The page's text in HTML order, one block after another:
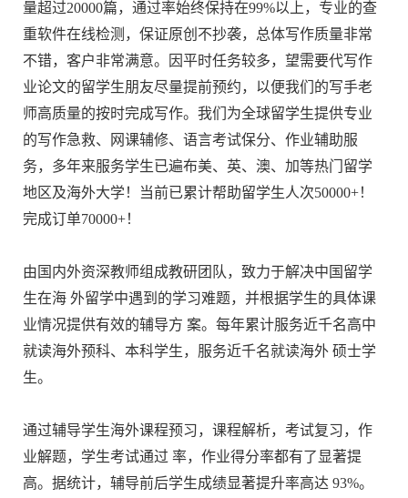
量超过20000篇，通过率始终保持在99%以上，专业的查
重软件在线检测，保证原创不抄袭，总体写作质量非常
不错，客户非常满意。因平时任务较多，望需要代写作
业论文的留学生朋友尽量提前预约，以便我们的写手老
师高质量的按时完成写作。我们为全球留学生提供专业
的写作急救、网课辅修、语言考试保分、作业辅助服
务，多年来服务学生已遍布美、英、澳、加等热门留学
地区及海外大学！当前已累计帮助留学生人次50000+！
完成订单70000+！
由国内外资深教师组成教研团队，致力于解决中国留学
生在海 外留学中遇到的学习难题，并根据学生的具体课
业情况提供有效的辅导方 案。每年累计服务近千名高中
就读海外预科、本科学生，服务近千名就读海外 硕士学
生。
通过辅导学生海外课程预习，课程解析，考试复习，作
业解题，学生考试通过 率，作业得分率都有了显著提
高。据统计，辅导前后学生成绩显著提升率高达 93%。